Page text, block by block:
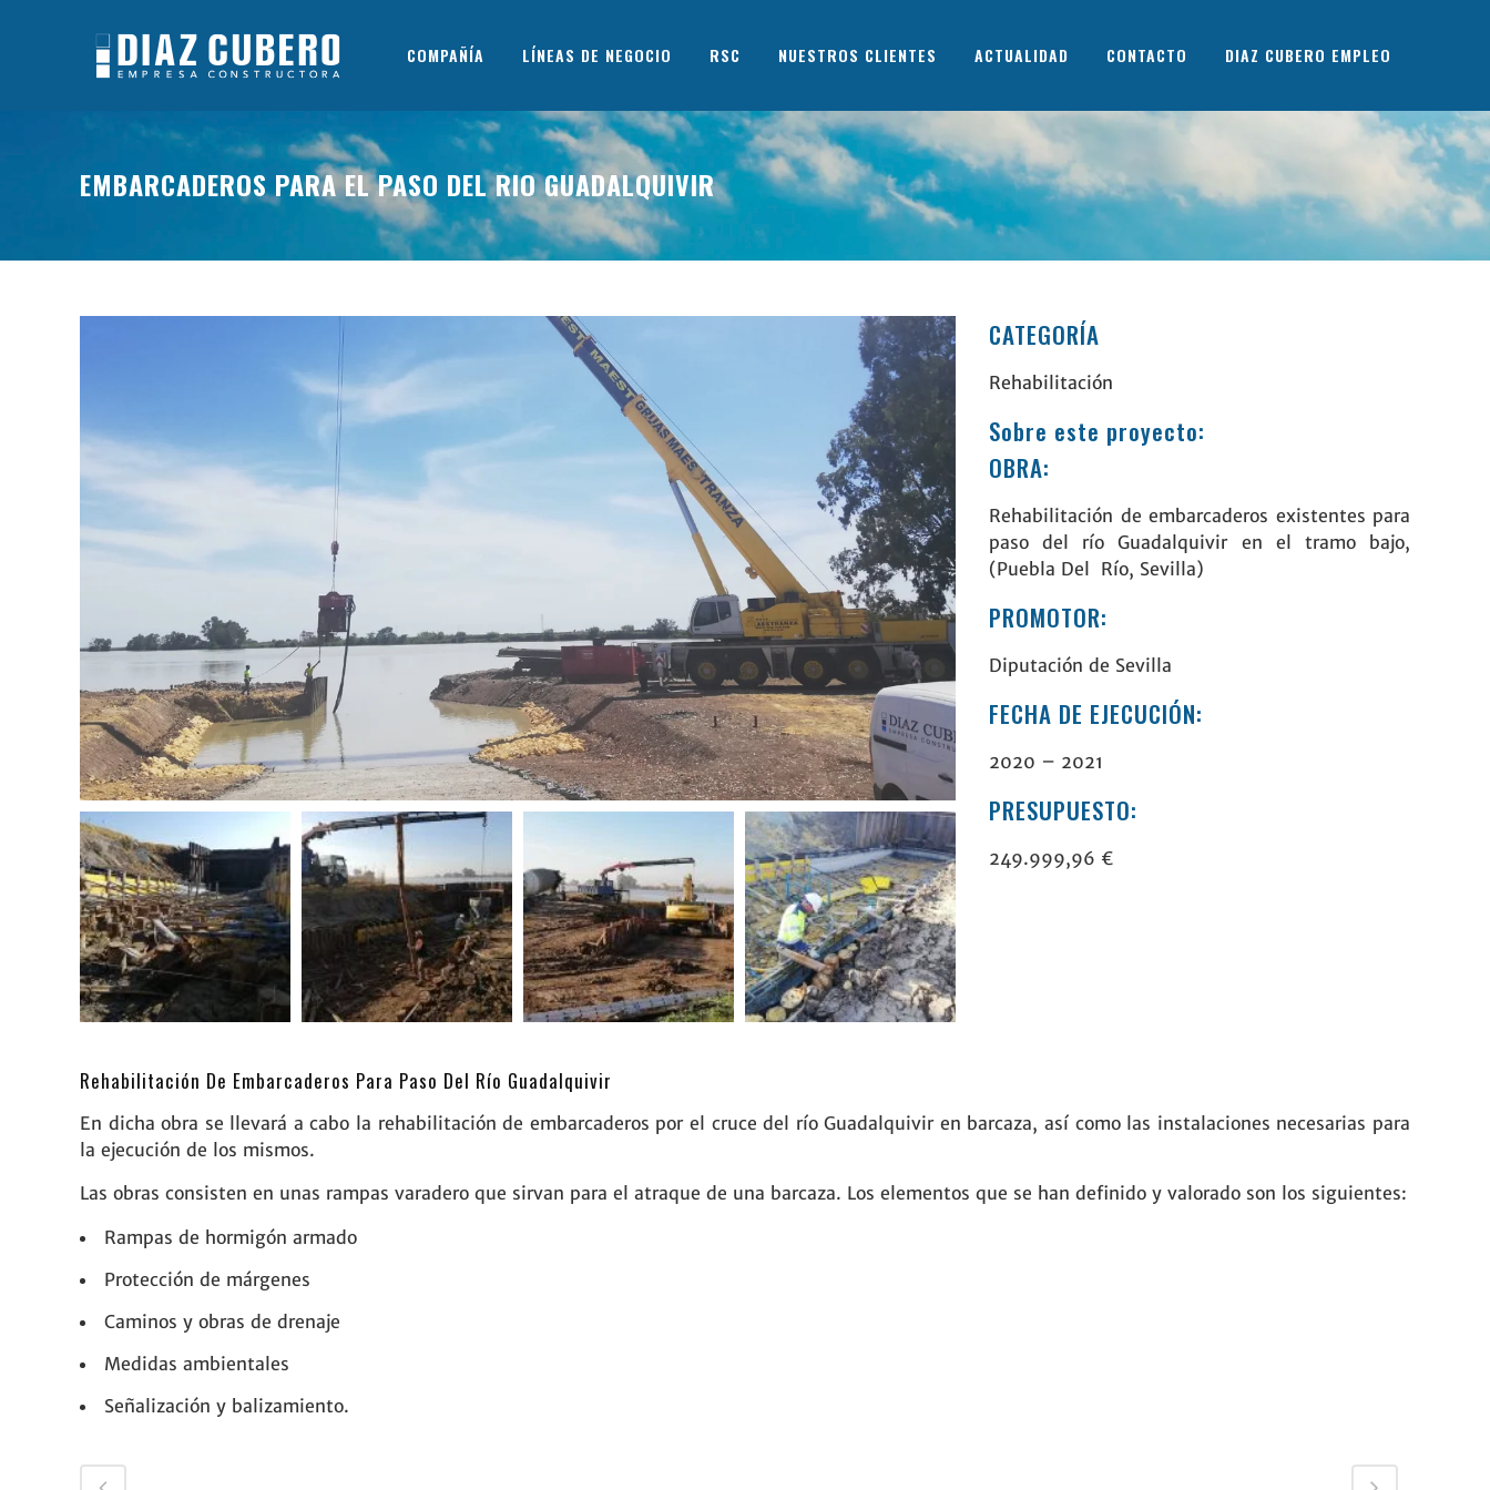
COMPAÑÍA LÍNEAS DE NEGOCIO RSC NUESTROS CLIENTES ACTUALIDAD CONTACTO DIAZ CUBERO EMPLEO
EMBARCADEROS PARA EL PASO DEL RIO GUADALQUIVIR
CATEGORÍA
Rehabilitación
Sobre este proyecto:
OBRA:
Rehabilitación de embarcaderos existentes para
paso del ríoGuadalquiviren el tramo bajo,
(Puebla Del Río, Sevilla)
PROMOTOR:
Diputación de Sevilla
FECHA DE EJECUCIÓN:
2020 – 2021
PRESUPUESTO:
249.999,96 €
Rehabilitación De Embarcaderos Para Paso Del Río Guadalquivir
En dicha obra se llevará a cabo la rehabilitación de embarcaderos por el cruce del río Guadalquivir en barcaza, así como las instalaciones necesarias para
la ejecución de los mismos.
Las obras consisten en unas rampas varadero que sirvan para el atraque de una barcaza. Los elementos que se han definido y valorado son los siguientes:
Rampas de hormigón armado
Protección de márgenes
Caminos y obras de drenaje
Medidas ambientales
Señalización y balizamiento.